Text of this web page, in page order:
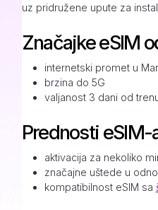
uz pridružene upute za
Značajke eSIM
internetski promet u
brzina do 5G
valjanost 3 dani od
Prednosti eSIM-
aktivacija za nekoliko
značajne uštede u
kompatibilnost eSIM sa